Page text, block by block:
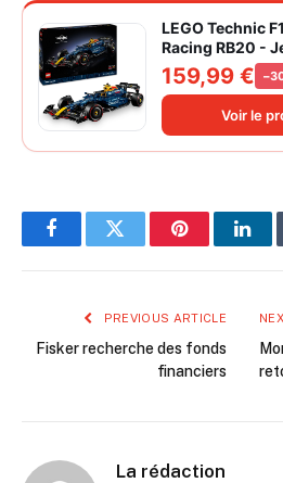
LEGO Technic
Racing RB20 -
Collector pour
Moteur V6 et
Idée Cadeau
Formule 1
159,99 €
Voir le
FacebookTwitter Pinterest
PREVIOUS ARTICLE
Fisker recherche des fonds
financiers
La rédaction